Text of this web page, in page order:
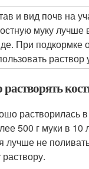
и вид почв на
муку лучше
При подкормке
раствор
растворилась
500 г муки в 10
лучше не